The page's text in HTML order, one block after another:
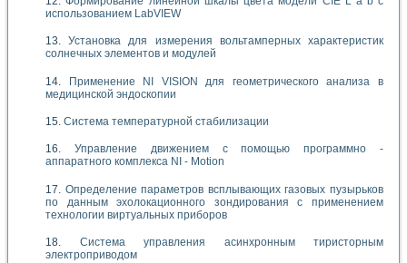
использованием LabVIEW
Установка для измерения вольтамперных характеристик
солнечных элементов и модулей
Применение NI VISION для геометрического анализа в
медицинской эндоскопии
Система температурной стабилизации
Управление движением с помощью программно -
аппаратного комплекса NI - Motion
Определение параметров всплывающих газовых пузырьков
по данным эхолокационного зондирования с применением
технологии виртуальных приборов
Система управления асинхронным тиристорным
электроприводом